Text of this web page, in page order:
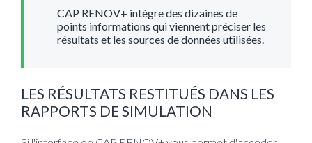
CAP RENOV+ intègre des dizaines de
points informations qui viennent préciser les
résultats et les sources de données utilisées.
LES RÉSULTATS RESTITUÉS DANS LES
RAPPORTS DE SIMULATION